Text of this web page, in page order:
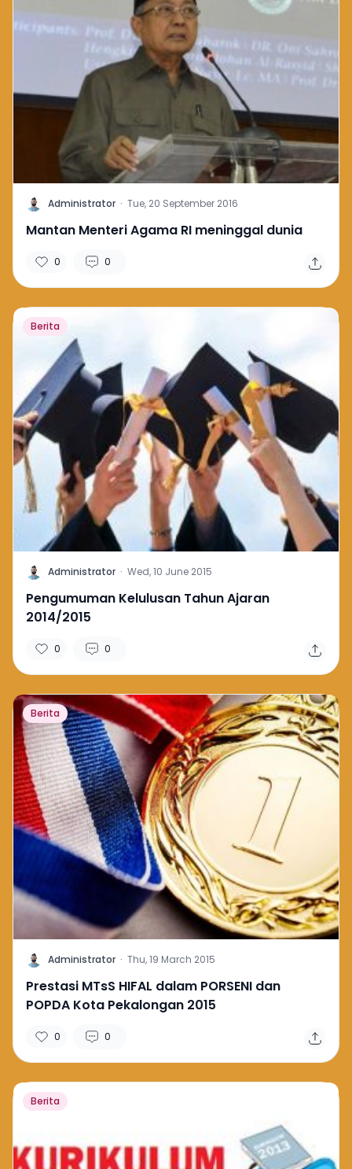
A Administrator · Tue, 20 September 2016
Mantan Menteri Agama RI meninggal dunia
0 0
Berita
A Administrator · Wed, 10 June 2015
Pengumuman Kelulusan Tahun Ajaran
2014/2015
0 0
Berita
A Administrator · Thu, 19 March 2015
Prestasi MTsS HIFAL dalam PORSENI dan
POPDA Kota Pekalongan 2015
0 0
Berita